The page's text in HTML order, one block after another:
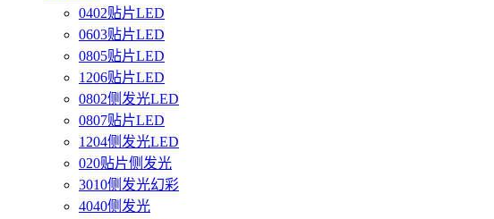
0402贴片LED
0603贴片LED
0805贴片LED
1206贴片LED
0802侧发光LED
0807贴片LED
1204侧发光LED
020贴片侧发光
3010侧发光幻彩
4040侧发光